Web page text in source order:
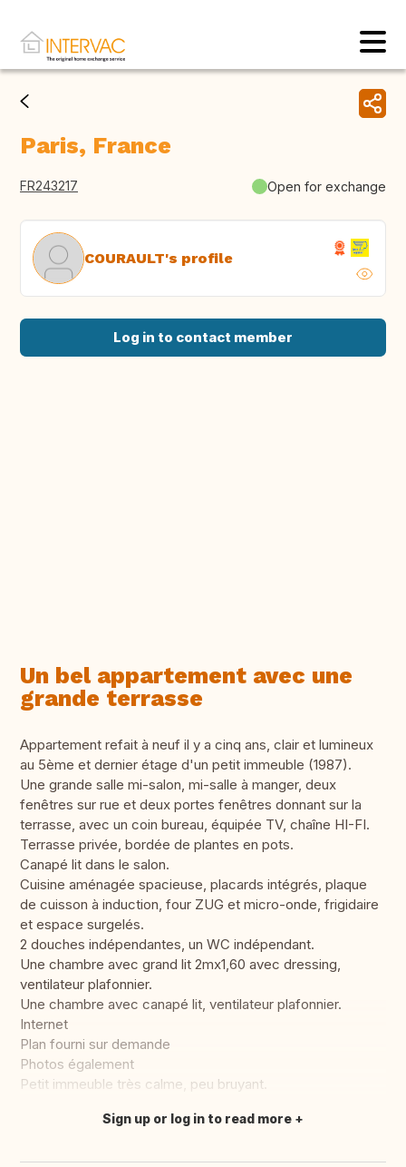
Paris, France
FR243217 Open for exchange
COURAULT's profile
Log in to contact member
Un bel appartement avec une
grande terrasse
Appartement refait à neuf il y a cinq ans, clair et lumineux
au 5ème et dernier étage d'un petit immeuble (1987).
Une grande salle mi-salon, mi-salle à manger, deux
fenêtres sur rue et deux portes fenêtres donnant sur la
terrasse, avec un coin bureau, équipée TV, chaîne HI-FI.
Terrasse privée, bordée de plantes en pots.
Canapé lit dans le salon.
Cuisine aménagée spacieuse, placards intégrés, plaque
de cuisson à induction, four ZUG et micro-onde, frigidaire
et espace surgelés.
2 douches indépendantes, un WC indépendant.
Une chambre avec grand lit 2mx1,60 avec dressing,
ventilateur plafonnier.
Une chambre avec canapé lit, ventilateur plafonnier.
Internet
Plan fourni sur demande
Photos également
Petit immeuble très calme, peu bruyant.
Translate this
Sign up or log in to read more